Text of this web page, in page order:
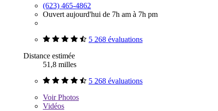
(623) 465-4862
Ouvert aujourd'hui de 7h am à 7h pm
5 268 évaluations
Distance estimée
51,8 milles
5 268 évaluations
VoirPhotos
Vidéos